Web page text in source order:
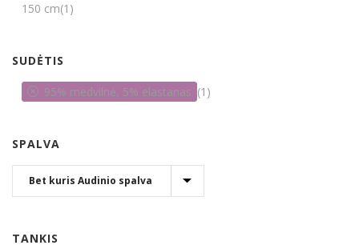
150 cm(1)
SUDĖTIS
95% medvilnė, 5% elastanas (1)
SPALVA
TANKIS